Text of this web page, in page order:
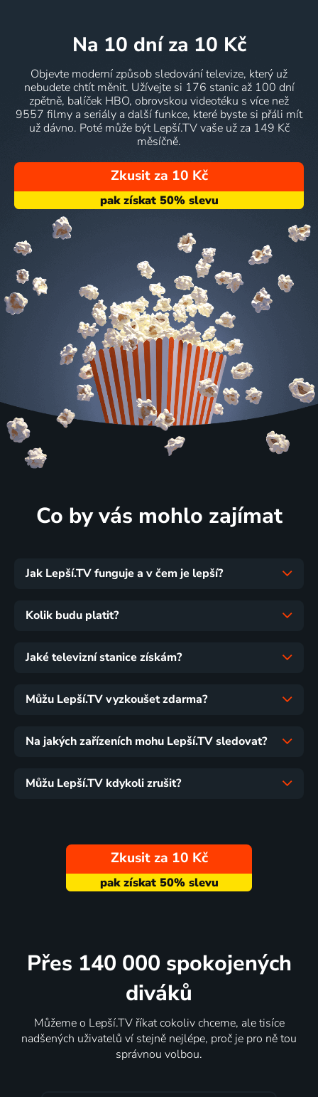
na 10 dní za 10 Kč
Objevte moderní způsob sledování televize, který už
nebudete chtít měnit. Užívejte si 176 stanic až 100 dní
zpětně, balíček HBO, obrovskou videotéku s více než
9557 filmy a seriály a další funkce, které byste si přáli mít
už dávno. Poté může být Lepší.TV vaše už za 149 Kč
měsíčně.
Zkusit za 10 Kč
Co by vás mohlo zajímat
Jak Lepší.TV funguje a v čem je lepší?
Kolik budu platit?
Jaké televizní stanice získám?
Můžu Lepší.TV vyzkoušet zdarma?
Na jakých zařízeních mohu Lepší.TV sledovat?
Můžu Lepší.TV kdykoli zrušit?
Zkusit za 10 Kč
Přes 140 000 spokojených
diváků
Můžeme o Lepší.TV říkat cokoliv chceme, ale tisíce
nadšených uživatelů ví stejně nejlépe, proč je pro ně tou
správnou volbou.